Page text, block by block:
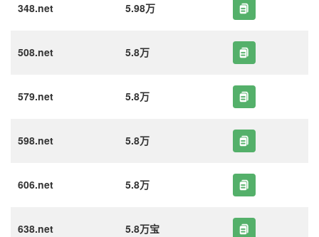
348.net 5.98万
508.net 5.8万
579.net 5.8万
598.net 5.8万
606.net 5.8万
638.net 5.8万宝